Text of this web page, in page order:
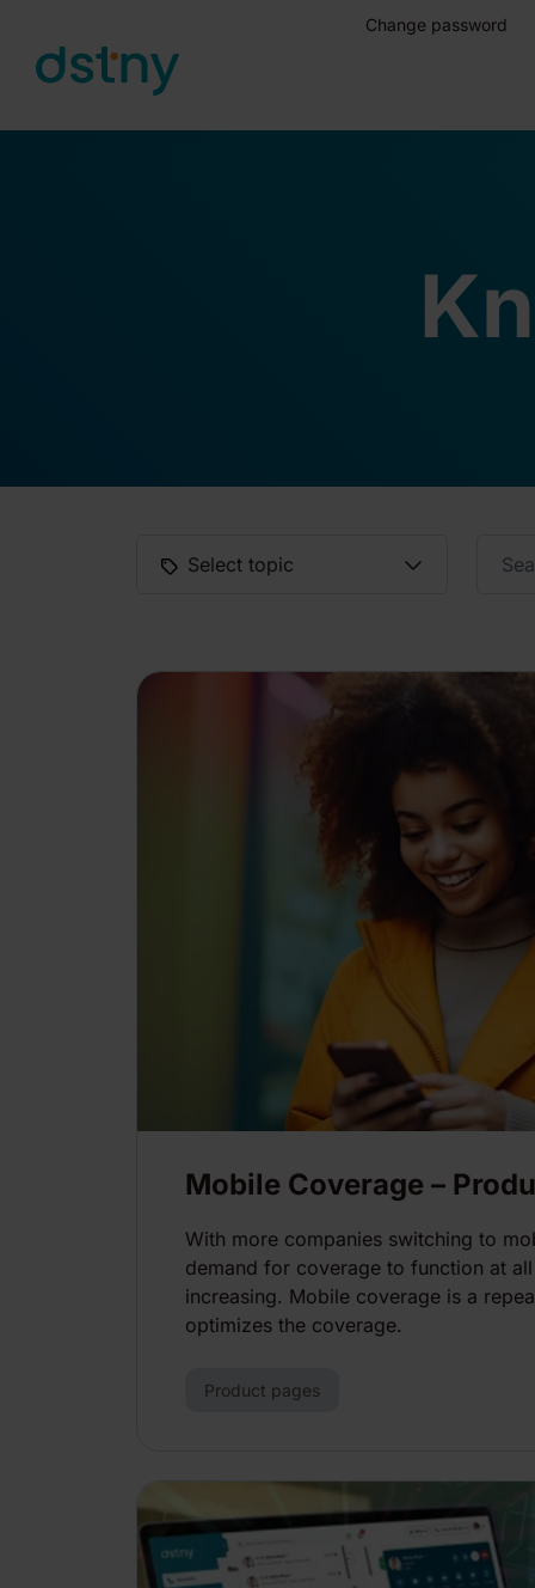
Skip to content
Change password
Select topic
Mobile Coverage –
With more companies switching to
demand for coverage to function at
increasing. Mobile coverage is a
optimizes the coverage.
Product pages